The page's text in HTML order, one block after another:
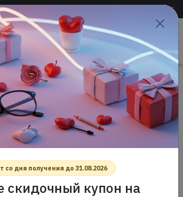
+7 (383) 288-54-55
Проверить
зрение
магазин оптики
S GREY BLACK Солнцезащитные очки
044/S GREY BLACK
ОЧКИ
со дня получения до 31.08.2026
скидочный купон на